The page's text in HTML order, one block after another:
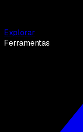
Explorar
Ferramentas